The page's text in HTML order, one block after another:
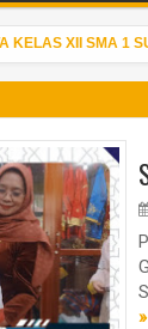
XII SMA 1
»